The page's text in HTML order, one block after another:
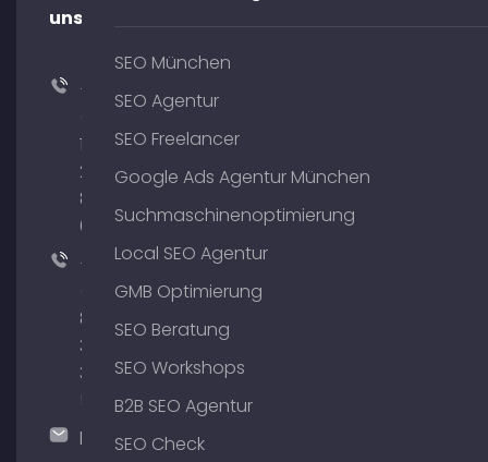
uns!
+49
176
204
801
64
+49
89
380
375
hallo@timospecht.de
SEO München
SEO Agentur
SEO Freelancer
Google Ads Agentur München
Suchmaschinenoptimierung
Local SEO Agentur
GMB Optimierung
SEO Beratung
SEO Workshops
B2B SEO Agentur
SEO Check